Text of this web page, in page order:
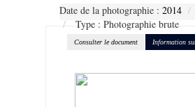
Date de la photographie : 2014
Type : Photographie brute
Consulter le document Information